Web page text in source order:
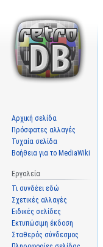
Αρχική σελίδα
Πρόσφατες αλλαγές
Τυχαία σελίδα
Βοήθεια για το MediaWiki
Εργαλεία
Τι συνδέει εδώ
Σχετικές αλλαγές
Ειδικές σελίδες
Εκτυπώσιμη έκδοση
Σταθερός σύνδεσμος